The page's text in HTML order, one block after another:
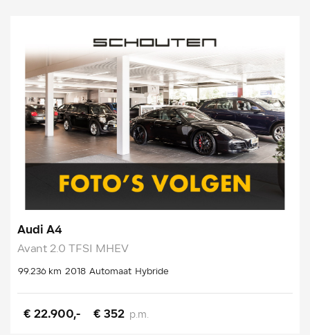
Audi A4
Avant 2.0 TFSI MHEV
99.236 km 2018 Automaat Hybride
€ 22.900,- € 352 p.m.